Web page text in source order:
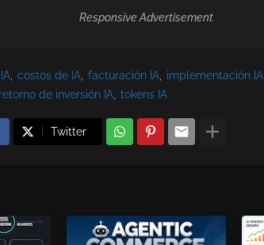
Responsive Advertisement
costos de IA facturación IA implementación IA
retorno de inversión IA tokens IA
Twitter